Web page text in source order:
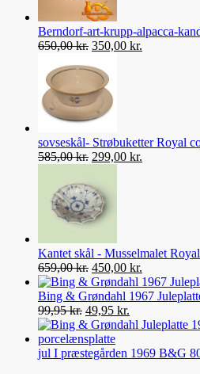
Berndorf-art-krupp-alpacca-
650,00kr. Den
pris
var:
650,00 kr..
350,00 kr.
sovseskål- Strøbuketter Royal
585,00kr. Den
pris
var:
585,00 kr..
299,00 kr.
Kantet skål - Musselmalet
659,00kr. Den
oprindelige
pris
var:
659,00 kr..
450,00 kr.
aktuelle
pris
450,00 kr..
Bing & Grøndahl 1967
99,95kr. Den
oprindelige
pris
var:
49,95 kr.
aktuelle
er:
jul I præstegården 1969 B&G